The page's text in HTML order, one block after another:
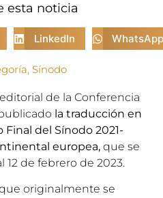
esta noticia
LinkedIn WhatsApp
, Sínodo
de la Conferencia
la traducción en
del Sínodo 2021-
europea, que se
12 de febrero de 2023.
originalmente se